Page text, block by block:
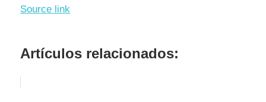
Source link
Artículos relacionados: